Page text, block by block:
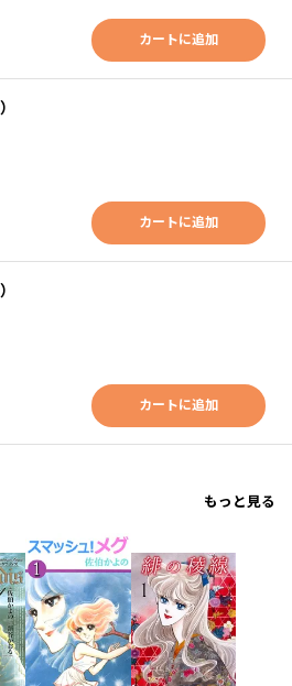
カートに追加
カートに追加
カートに追加
もっと見る